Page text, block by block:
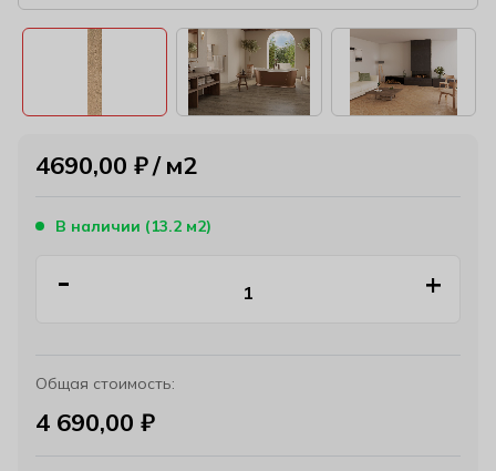
4690,00 ₽ м2
В наличии (13.2 м2)
Общая стоимость:
4 690,00 ₽